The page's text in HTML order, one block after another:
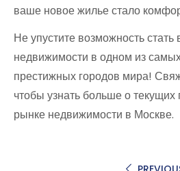
ваше новое жилье стало
Не упустите возможность стать
недвижимости в одном из
престижных городов мира!
чтобы узнать больше о
рынке недвижимости в Москве.